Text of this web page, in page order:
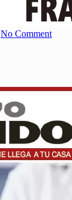
No Comment